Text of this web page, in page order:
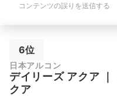
コンテンツの誤りを送信する
6位
日本アルコン
デイリーズ アクア ｜
クア